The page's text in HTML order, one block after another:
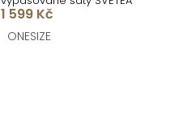
1 599 Kč
ONESIZE